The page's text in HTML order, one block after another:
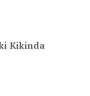
Kikinda